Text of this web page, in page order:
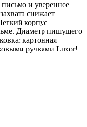
письмо и уверенное
снижает
корпус
Диаметр пишущего
картонная
ручками Luxor!